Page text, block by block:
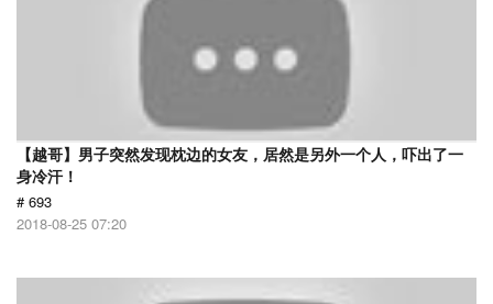
【越哥】男子突然发现枕边的女友，居然是另外一个人，吓出了一
身冷汗！
# 693
2018-08-25 07:20